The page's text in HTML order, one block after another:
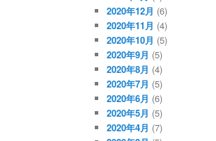
2020年12月 (6)
2020年11月 (4)
2020年10月 (5)
2020年9月 (5)
2020年8月 (4)
2020年7月 (5)
2020年6月 (6)
2020年5月 (5)
2020年4月 (7)